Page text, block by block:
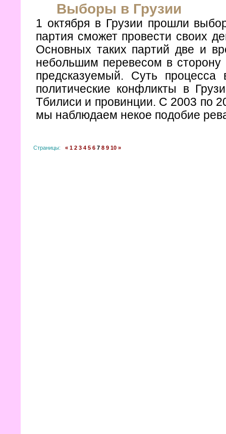
Выборы в Грузии
1 октября в Грузии прошли
партия сможет провести своих
Основных таких партий две и
небольшим перевесом в сторону
предсказуемый. Суть
политические конфликты в
Тбилиси и провинции. С 2003 по
мы наблюдаем некое подобие
Страницы: « 1 2 3 4 5 6 7 8 9 10 »